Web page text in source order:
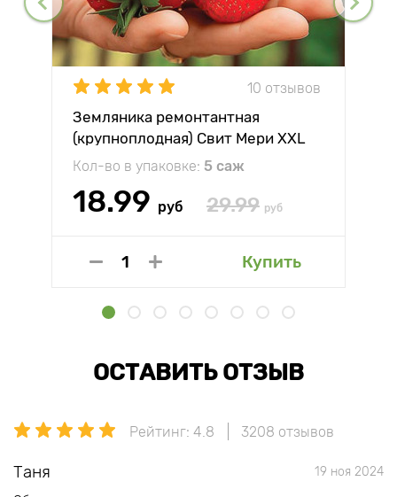
10 отзывов
Земляника ремонтантная
(крупноплодная) Свит Мери XXL
Кол-во в упаковке: 5 саж
18.99 руб 29.99 руб
Купить
ОСТАВИТЬ ОТЗЫВ
Рейтинг: 4.8 3208 отзывов
Таня 19 ноя 2024